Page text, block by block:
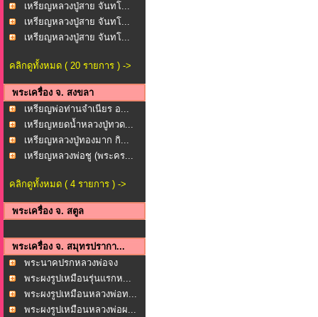
เหรียญหลวงปู่สาย จันทโ...
เหรียญหลวงปู่สาย จันทโ...
เหรียญหลวงปู่สาย จันทโ...
คลิกดูทั้งหมด ( 20 รายการ ) ->
พระเครื่อง จ. สงขลา
เหรียญพ่อท่านจำเนียร อ...
เหรียญหยดน้ำหลวงปู่ทวด...
เหรียญหลวงปู่ทองมาก กิ...
เหรียญหลวงพ่อชู (พระคร...
คลิกดูทั้งหมด ( 4 รายการ ) ->
พระเครื่อง จ. สตูล
พระเครื่อง จ. สมุทรปรากา...
พระนาคปรกหลวงพ่อจง
(พร...พระผงรูปเหมือนรุ่นแรกห...
พระผงรูปเหมือนหลวงพ่อท...
พระผงรูปเหมือนหลวงพ่อผ...